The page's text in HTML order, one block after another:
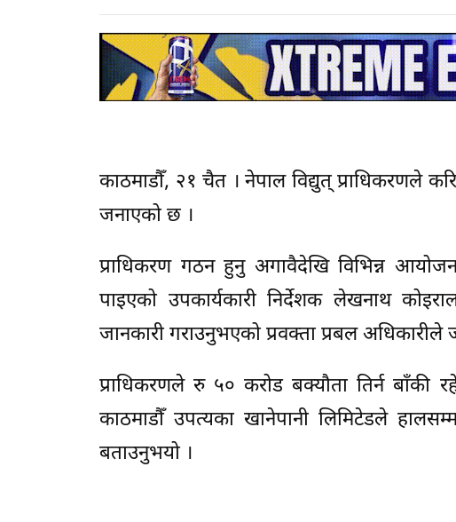
काठमाडौँ, २१ चैत । नेपाल विद्युत् प्राधिकरणले
जनाएको छ ।
प्राधिकरण गठन हुनु अगावैदेखि विभिन्न
पाइएको उपकार्यकारी निर्देशक लेखनाथ
जानकारी गराउनुभएको प्रवक्ता प्रबल अधिकारीले
प्राधिकरणले रु ५० करोड बक्यौता तिर्न बाँकी
काठमाडौँ उपत्यका खानेपानी लिमिटेडले
बताउनुभयो ।